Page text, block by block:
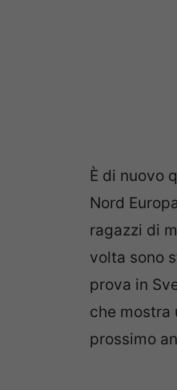
È di nuovo
Nord
ragazzi di
volta sono
prova in
che mostra
prossimo